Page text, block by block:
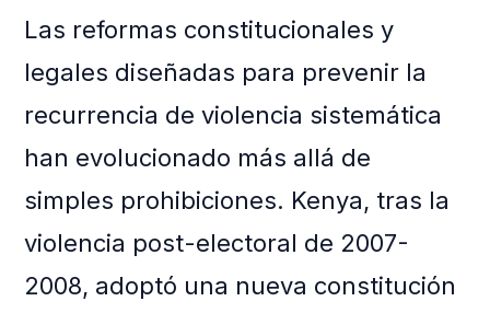
Las reformas constitucionales y
legales diseñadas para prevenir la
recurrencia de violencia sistemática
han evolucionado más allá de
simples prohibiciones. Kenya, tras la
violencia post-electoral de 2007-
2008, adoptó una nueva constitución